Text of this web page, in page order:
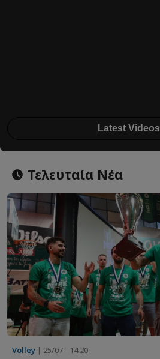
Latest Videos
Τελευταία Νέα
Volley | 25/07 - 14:20